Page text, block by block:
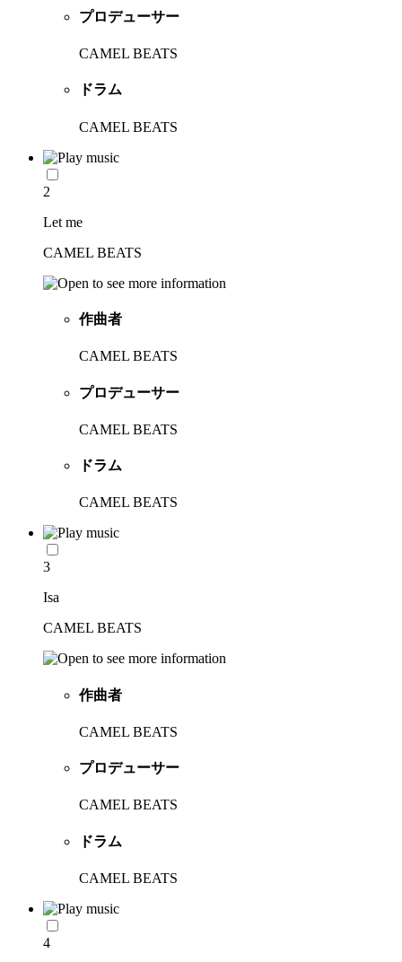
プロデューサー
CAMEL BEATS
ドラム
CAMEL BEATS
2
Let me
CAMEL BEATS
作曲者
CAMEL BEATS
プロデューサー
CAMEL BEATS
ドラム
CAMEL BEATS
3
Isa
CAMEL BEATS
作曲者
CAMEL BEATS
プロデューサー
CAMEL BEATS
ドラム
CAMEL BEATS
4